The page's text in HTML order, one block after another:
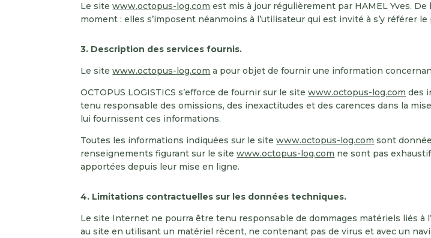
Le sitewww.octopus-log.com est mis à jour régulièrement par HAMEL Yves.
moment : elles s’imposent néanmoins à l’utilisateur qui est invité à s’y référer
3. Description des services fournis.
Le sitewww.octopus-log.com a pour objet de fournir une information
OCTOPUS LOGISTICS s’efforce de fournir sur le sitewww.octopus-log.com des
tenu responsable des omissions, des inexactitudes et des carences dans la
lui fournissent ces informations.
Toutes les informations indiquées sur le sitewww.octopus-log.com sont
renseignements figurant sur le sitewww.octopus-log.com ne sont pas
apportées depuis leur mise en ligne.
4. Limitations contractuelles sur les données techniques.
Le site Internet ne pourra être tenu responsable de dommages matériels liés à
au site en utilisant un matériel récent, ne contenant pas de virus et avec un